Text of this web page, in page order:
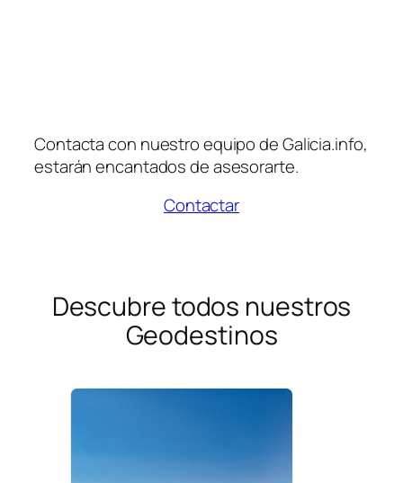
Contacta con nuestro equipo de Galicia.info,
estarán encantados de asesorarte.
Contactar
Descubre todos nuestros
Geodestinos